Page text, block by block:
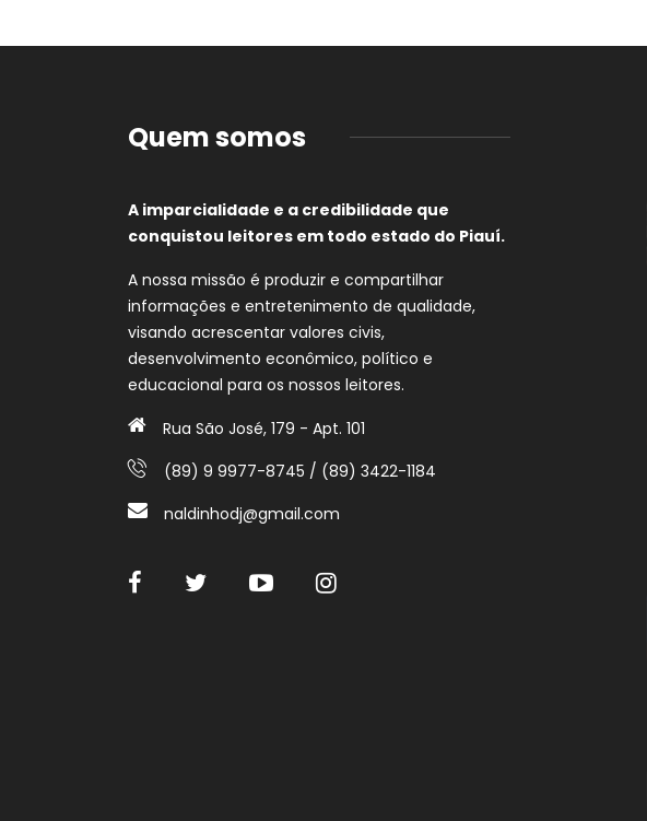
Quem somos
A imparcialidade e a credibilidade que
conquistou leitores em todo estado do Piauí.
A nossa missão é produzir e compartilhar
informações e entretenimento de qualidade,
visando acrescentar valores civis,
desenvolvimento econômico, político e
educacional para os nossos leitores.
Rua São José, 179 - Apt. 101
(89) 9 9977-8745 / (89) 3422-1184
naldinhodj@gmail.com